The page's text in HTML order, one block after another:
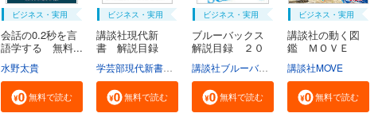
ビジネス・実用
会話の0.2秒を言
語学する 無料...
水野太貴
無料で読む
ビジネス・実用
講談社現代新
書 解説目録
無料で読む
ビジネス・実用
ブルーバックス
解説目録 ２０
講談社ブルーバックス
無料で読む
ビジネス・実用
講談社の動く図
鑑 ＭＯＶＥ
講談社MOVE
無料で読む